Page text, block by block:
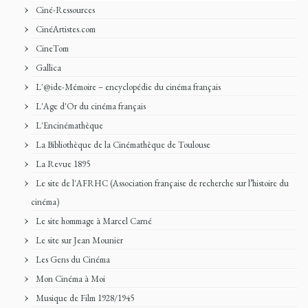
Ciné-Ressources
CinéArtistes.com
CineTom
Gallica
L'@ide-Mémoire – encyclopédie du cinéma français
L'Age d'Or du cinéma français
L'Encinémathèque
La Bibliothèque de la Cinémathèque de Toulouse
La Revue 1895
Le site de l'AFRHC (Association française de recherche sur l’histoire du
cinéma)
Le site hommage à Marcel Carné
Le site sur Jean Mounier
Les Gens du Cinéma
Mon Cinéma à Moi
Musique de Film 1928/1945